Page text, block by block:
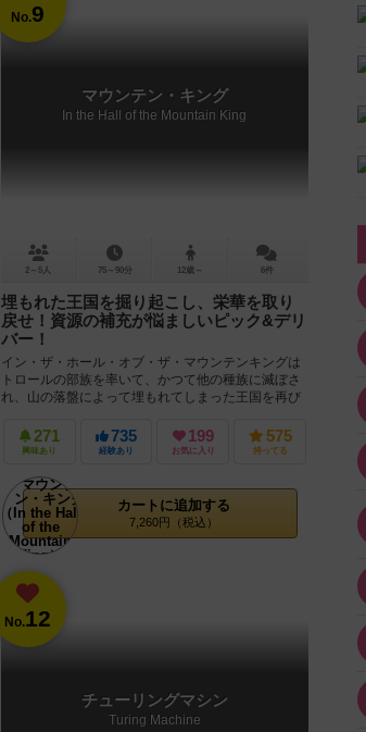
No.9
マウンテン・キング
In the Hall of the Mountain King
2～5人 75～90分 12歳～ 6件
埋もれた王国を掘り起こし、栄華を取り
戻せ！資源の補充が悩ましいピック&デリ
バー！
イン・ザ・ホール・オブ・ザ・マウンテンキングは
トロールの部族を率いて、かつて他の種族に滅ぼさ
れ、山の落盤によって埋もれてしまった王国を再び
271
興味あり
735
経験あり
199
お気に入り
575
持ってる
カートに追加する
7,260円（税込）
No.12
チューリングマシン
Turing Machine